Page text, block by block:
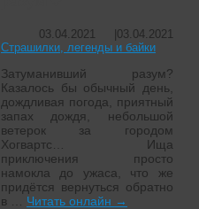
03.04.2021 |03.04.2021
Страшилки, легенды и байки
Затуманивший разум?
Казалось бы обычный день,
дождливая погода, приятный
запах дождя, небольшой
ветерок за городом
Хогвартс… Ища
приключения просто
намокла до ужаса, что же
придëтся вернуться обратно
в … Читать онлайн →